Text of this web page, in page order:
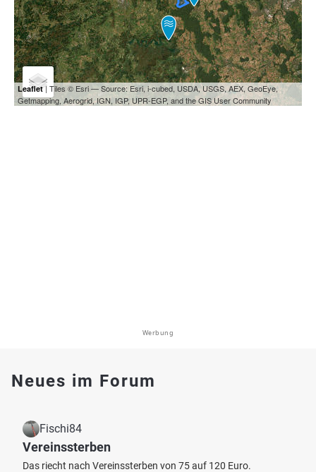
Leaflet| Tiles © Esri — Source: Esri, i-cubed, USDA, USGS, AEX, GeoEye,
Getmapping, Aerogrid, IGN, IGP, UPR-EGP, and the GIS User Community
Werbung
Neues im Forum
Fischi84
Vereinssterben
Das riecht nach Vereinssterben von 75 auf 120 Euro.